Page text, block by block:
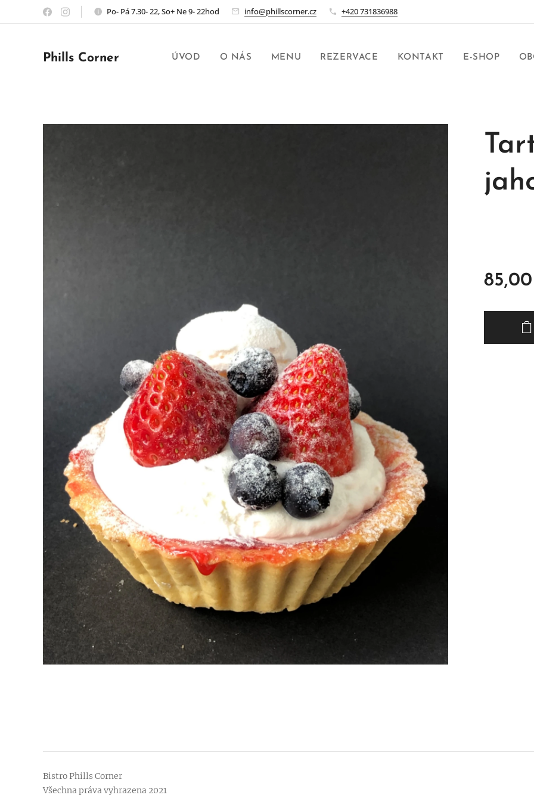
Po- Pá 7.30- 22, So+ Ne 9- 22hod info@phillscorner.cz +420 731836988
Phills Corner ÚVOD O NÁS MENU REZERVACE KONTAKT E-SHOP
85,00
Bistro Phills Corner
Všechna práva vyhrazena 2021